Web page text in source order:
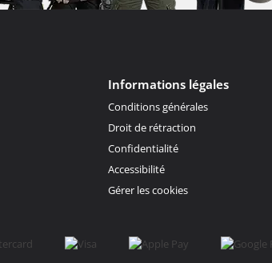
Informations légales
Conditions générales
Droit de rétraction
Confidentialité
Accessibilité
Gérer les cookies